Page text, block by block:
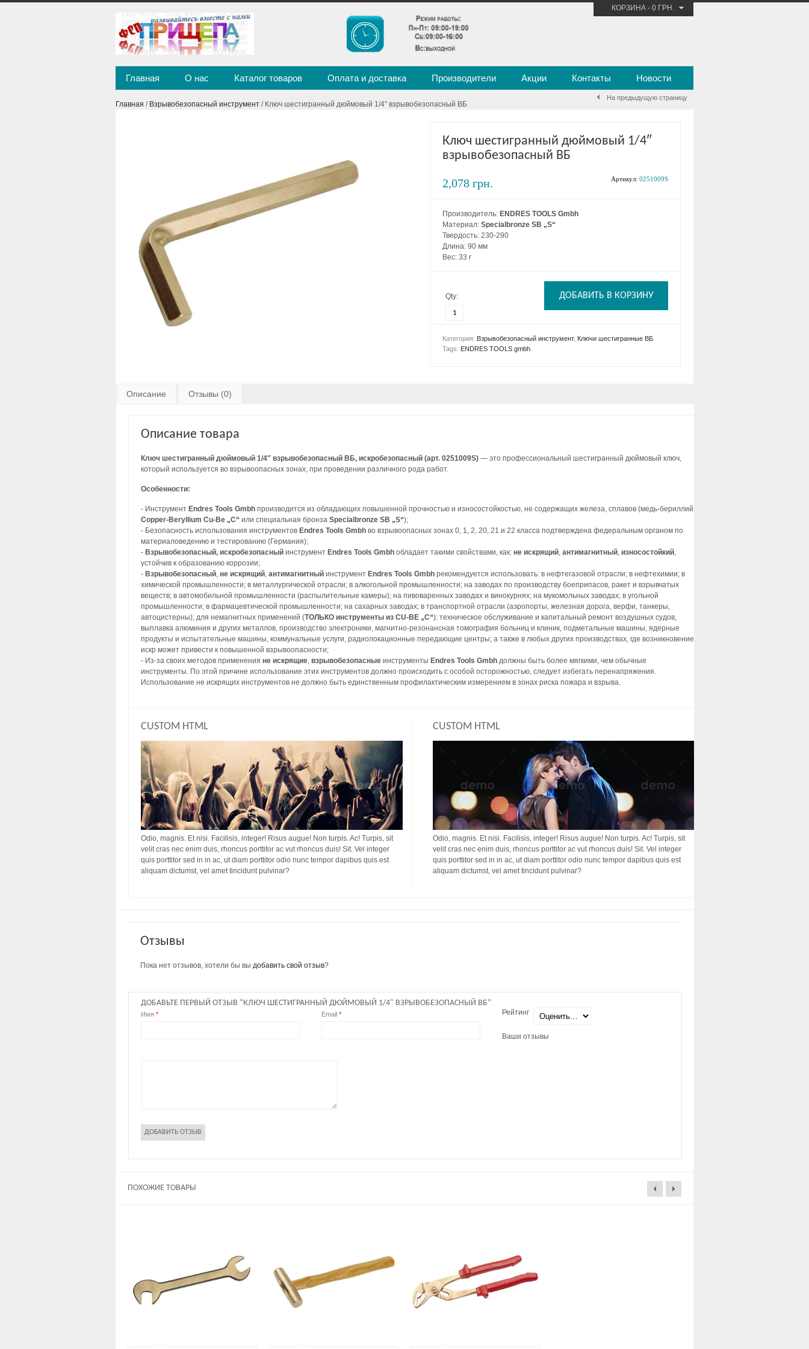
КОРЗИНА - 0 ГРН.
Главная О нас Каталог товаров Оплата и доставка Производители Акции Контакты Новости
Главная / Взрывобезопасный инструмент / Ключ шестигранный дюймовый 1/4″ взрывобезопасный ВБ
На предыдущую страницу
Ключ шестигранный дюймовый 1/4″
взрывобезопасный ВБ
2,078 грн. Артикул: 0251009S
Производитель: ENDRES TOOLS Gmbh
Материал: Specialbronze SB „S“
Твердость: 230-290
Длина: 90 мм
Вес: 33 г
Qty: ДОБАВИТЬ В КОРЗИНУ
Категория: Взрывобезопасный инструмент, Ключи шестигранные ВБ
Tags: ENDRES TOOLS gmbh
Описание Отзывы (0)
Описание товара
Ключ шестигранный дюймовый 1/4″ взрывобезопасный ВБ, искробезопасный (арт. 0251009S) — это профессиональный шестигранный дюймовый ключ,
который используется во взрывоопасных зонах, при проведении различного рода работ.
Особенности:
- Инструмент Endres Tools Gmbh производится из обладающих повышенной прочностью и износостойкостью, не содержащих железа, сплавов (медь-бериллий
Copper-Beryllium Cu-Be „C“ или специальная бронза Specialbronze SB „S“);
- Безопасность использования инструментов Endres Tools Gmbh во взрывоопасных зонах 0, 1, 2, 20, 21 и 22 класса подтверждена федеральным органом по
материаловедению и тестированию (Германия);
- Взрывобезопасный, искробезопасный инструмент Endres Tools Gmbh обладает такими свойствами, как: не искрящий антимагнитный износостойкий
устойчив к образованию коррозии;
- Взрывобезопасный не искрящий антимагнитный инструмент Endres Tools Gmbh рекомендуется использовать: в нефтегазовой отрасли; в нефтехимии; в
химической промышленности; в металлургической отрасли; в алкогольной промышленности; на заводах по производству боеприпасов, ракет и взрывчатых
веществ; в автомобильной промышленности (распылительные камеры); на пивоваренных заводах и винокурнях; на мукомольных заводах; в угольной
промышленности; в фармацевтической промышленности; на сахарных заводах; в транспортной отрасли (аэропорты, железная дорога, верфи, танкеры,
автоцистерны); для немагнитных применений (ТОЛЬКО инструменты из CU-BE „C“): техническое обслуживание и капитальный ремонт воздушных судов,
выплавка алюминия и других металлов, производство электроники, магнитно-резонансная томография больниц и клиник, подметальные машины, ядерные
продукты и испытательные машины, коммунальные услуги, радиолокационные передающие центры; а также в любых других производствах, где возникновение
искр может привести к повышенной взрывоопасности;
- Из-за своих методов применения не искрящие взрывобезопасные инструменты Endres Tools Gmbh должны быть более мягкими, чем обычные
инструменты. По этой причине использование этих инструментов должно происходить с особой осторожностью, следует избегать перенапряжения.
Использование не искрящих инструментов не должно быть единственным профилактическим измерением в зонах риска пожара и взрыва.
CUSTOM HTML
Odio, magnis. Et nisi. Facilisis, integer! Risus augue! Non turpis. Ac! Turpis, sit
velit cras nec enim duis, rhoncus porttitor ac vut rhoncus duis! Sit. Vel integer
quis porttitor sed in in ac, ut diam porttitor odio nunc tempor dapibus quis est
aliquam dictumst, vel amet tincidunt pulvinar?
CUSTOM HTML
Odio, magnis. Et nisi. Facilisis, integer! Risus augue! Non turpis. Ac! Turpis, sit
velit cras nec enim duis, rhoncus porttitor ac vut rhoncus duis! Sit. Vel integer
quis porttitor sed in in ac, ut diam porttitor odio nunc tempor dapibus quis est
aliquam dictumst, vel amet tincidunt pulvinar?
Отзывы
Пока нет отзывов, хотели бы вы добавить свой отзыв?
ДОБАВЬТЕ ПЕРВЫЙ ОТЗЫВ “КЛЮЧ ШЕСТИГРАННЫЙ ДЮЙМОВЫЙ 1/4" ВЗРЫВОБЕЗОПАСНЫЙ ВБ”
Имя * Email * Рейтинг
Ваши отзывы
ПОХОЖИЕ ТОВАРЫ